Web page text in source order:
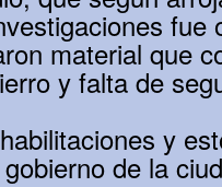
fue
material que
y falta de
y
de la